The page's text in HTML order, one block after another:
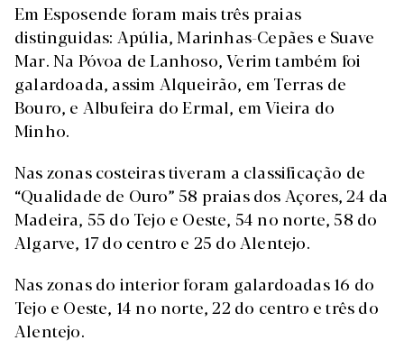
Em Esposende foram mais três praias
distinguidas: Apúlia, Marinhas-Cepães e Suave
Mar. Na Póvoa de Lanhoso, Verim também foi
galardoada, assim Alqueirão, em Terras de
Bouro, e Albufeira do Ermal, em Vieira do
Minho.
Nas zonas costeiras tiveram a classificação de
“Qualidade de Ouro” 58 praias dos Açores, 24 da
Madeira, 55 do Tejo e Oeste, 54 no norte, 58 do
Algarve, 17 do centro e 25 do Alentejo.
Nas zonas do interior foram galardoadas 16 do
Tejo e Oeste, 14 no norte, 22 do centro e três do
Alentejo.